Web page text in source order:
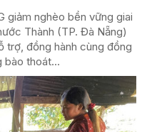
giảm nghèo bền vững giai
Thành (TP. Đà Nẵng)
trợ, đồng hành cùng đồng
bào thoát...